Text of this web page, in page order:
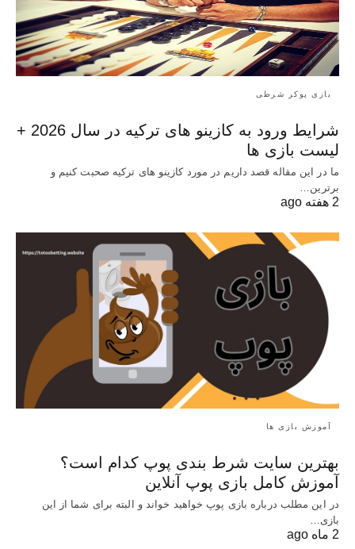
بازی پوکر شرطی
شرایط ورود به کازینو های ترکیه در سال 2026 +
لیست بازی ها
ما در این مقاله قصد داریم در مورد کازینو های ترکیه صحبت کنیم و
برترین…
2 هفته ago
آموزش بازی ها
بهترین سایت شرط بندی پوپ کدام است؟
آموزش کامل بازی پوپ آنلاین
در این مطلب درباره بازی پوپ خواهید خواند و البته برای شما از این
بازی…
2 ماه ago